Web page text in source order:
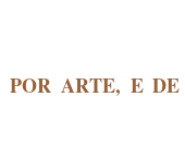
POR ARTE, E